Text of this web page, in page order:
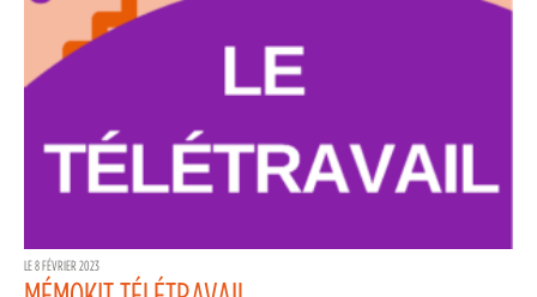
LE 8 FÉVRIER 2023